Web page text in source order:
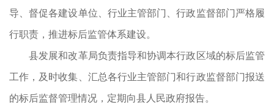
导、督促各建设单位、行业主管部门、行政监督部门严格履
行职责，推进标后监管体系建设。
县发展和改革局负责指导和协调本行政区域的标后监管
工作，及时收集、汇总各行业主管部门和行政监督部门报送
的标后监督管理情况，定期向县人民政府报告。